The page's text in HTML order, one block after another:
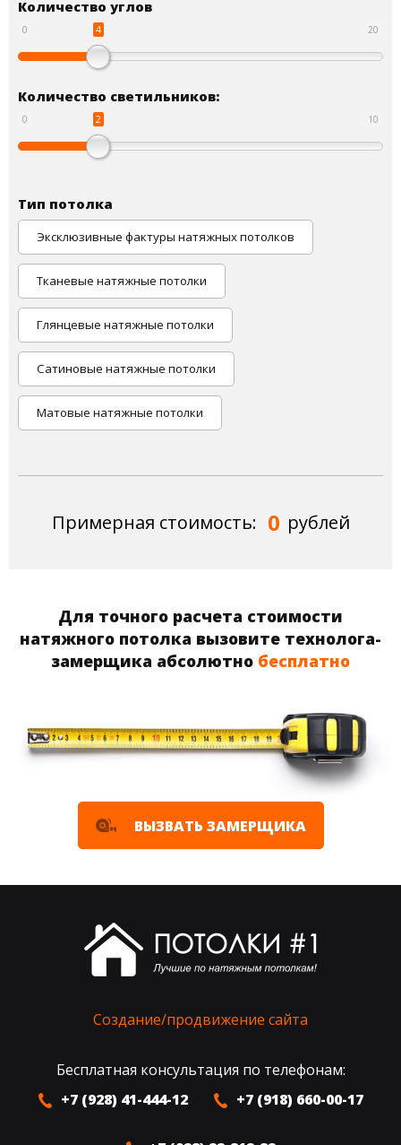
Количество углов
0 20
4
Количество светильников:
0 10
2
Тип потолка
Эксклюзивные фактуры натяжных потолков
Тканевые натяжные потолки
Глянцевые натяжные потолки
Сатиновые натяжные потолки
Матовые натяжные потолки
Примерная стоимость: 0 рублей
Для точного расчета стоимости
натяжного потолка вызовите технолога-
замерщика абсолютно бесплатно
ВЫЗВАТЬ ЗАМЕРЩИКА
Создание/продвижение сайта
Бесплатная консультация по телефонам:
+7 (928) 41-444-12
+7 (918) 660-00-17